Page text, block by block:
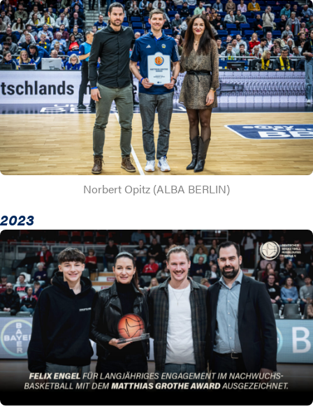
Norbert Opitz (ALBA BERLIN)
2023